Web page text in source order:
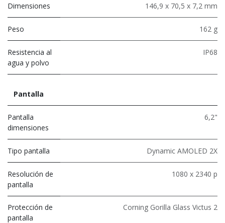
Dimensiones 146,9 x 70,5 x 7,2 mm
Peso 162 g
Resistencia al
agua y polvo
IP68
Pantalla
Pantalla
dimensiones
6,2"
Tipo pantalla Dynamic AMOLED 2X
Resolución de
pantalla
1080 x 2340 p
Protección de
pantalla
Corning Gorilla Glass Victus 2